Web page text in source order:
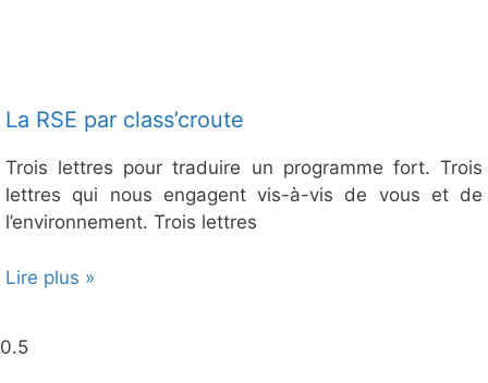
La RSE par class’croute
Trois lettres pour traduire un programme fort. Trois
lettres qui nous engagent vis-à-vis de vous et de
l’environnement. Trois lettres
Lire plus »